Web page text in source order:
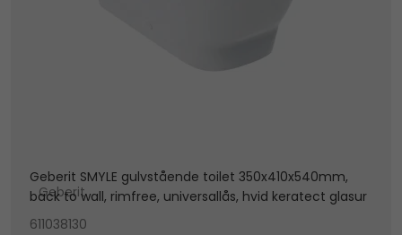
Geberit SMYLE gulvstående toilet 350x410x540mm,
back to wall, rimfree, universallås, hvid keratect glasur
Geberit
611038130